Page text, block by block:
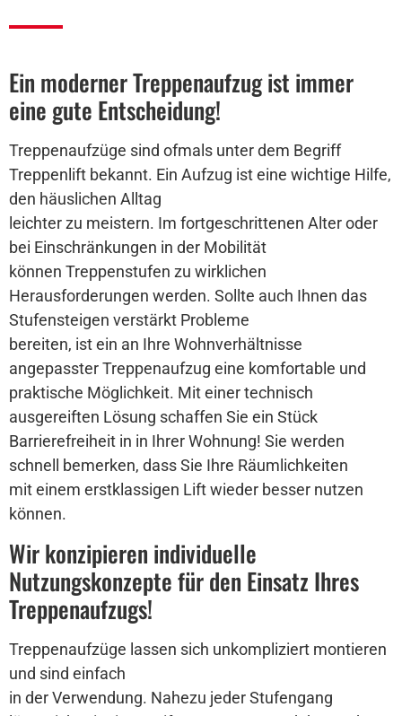
Ein moderner Treppenaufzug ist immer
eine gute Entscheidung!
Treppenaufzüge sind ofmals unter dem Begriff
Treppenlift bekannt. Ein Aufzug ist eine wichtige Hilfe,
den häuslichen Alltag
leichter zu meistern. Im fortgeschrittenen Alter oder
bei Einschränkungen in der Mobilität
können Treppenstufen zu wirklichen
Herausforderungen werden. Sollte auch Ihnen das
Stufensteigen verstärkt Probleme
bereiten, ist ein an Ihre Wohnverhältnisse
angepasster Treppenaufzug eine komfortable und
praktische Möglichkeit. Mit einer technisch
ausgereiften Lösung schaffen Sie ein Stück
Barrierefreiheit in in Ihrer Wohnung! Sie werden
schnell bemerken, dass Sie Ihre Räumlichkeiten
mit einem erstklassigen Lift wieder besser nutzen
können.
Wir konzipieren individuelle
Nutzungskonzepte für den Einsatz Ihres
Treppenaufzugs!
Treppenaufzüge lassen sich unkompliziert montieren
und sind einfach
in der Verwendung. Nahezu jeder Stufengang